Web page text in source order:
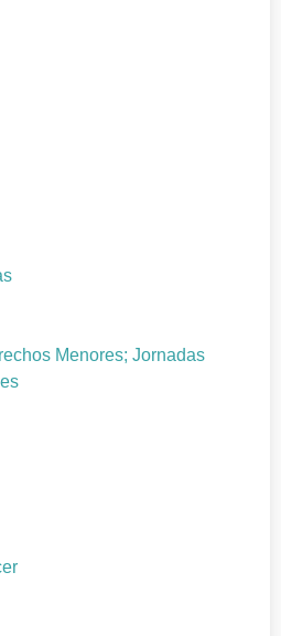
Menores; Jornadas